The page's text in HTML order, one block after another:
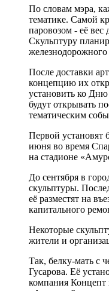
По словам мэра,
тематике. Самой
паровозом - её вес
Скульптуру
железнодорожного
После доставки
концепцию их
установить ко
будут открывать
тематическим
Первой установят
июня во время
на стадионе
До сентября в
скульптуры.
её разместят на
капитального
Некоторые
жители и
Так, белку-мать с
Гусарова. Её
компания Концепт